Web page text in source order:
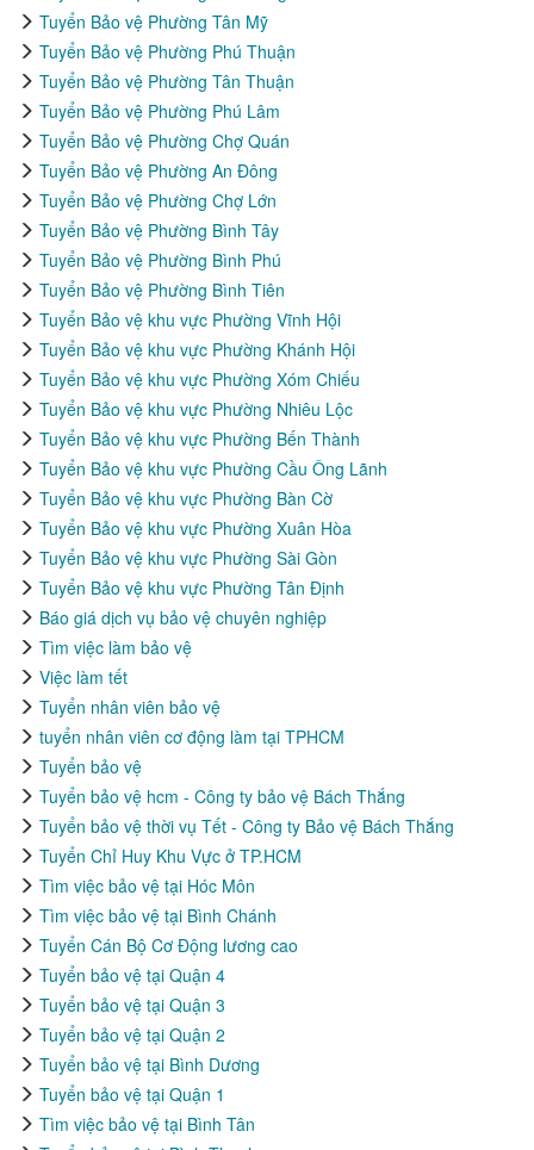
Tuyển Bảo vệ Phường Tân Mỹ
Tuyển Bảo vệ Phường Phú Thuận
Tuyển Bảo vệ Phường Tân Thuận
Tuyển Bảo vệ Phường Phú Lâm
Tuyển Bảo vệ Phường Chợ Quán
Tuyển Bảo vệ Phường An Đông
Tuyển Bảo vệ Phường Chợ Lớn
Tuyển Bảo vệ Phường Bình Tây
Tuyển Bảo vệ Phường Bình Phú
Tuyển Bảo vệ Phường Bình Tiên
Tuyển Bảo vệ khu vực Phường Vĩnh Hội
Tuyển Bảo vệ khu vực Phường Khánh Hội
Tuyển Bảo vệ khu vực Phường Xóm Chiếu
Tuyển Bảo vệ khu vực Phường Nhiêu Lộc
Tuyển Bảo vệ khu vực Phường Bến Thành
Tuyển Bảo vệ khu vực Phường Cầu Ông Lãnh
Tuyển Bảo vệ khu vực Phường Bàn Cờ
Tuyển Bảo vệ khu vực Phường Xuân Hòa
Tuyển Bảo vệ khu vực Phường Sài Gòn
Tuyển Bảo vệ khu vực Phường Tân Định
Báo giá dịch vụ bảo vệ chuyên nghiệp
Tìm việc làm bảo vệ
Việc làm tết
Tuyển nhân viên bảo vệ
tuyển nhân viên cơ động làm tại TPHCM
Tuyển bảo vệ
Tuyển bảo vệ hcm - Công ty bảo vệ Bách Thắng
Tuyển bảo vệ thời vụ Tết - Công ty Bảo vệ Bách Thắng
Tuyển Chỉ Huy Khu Vực ở TP.HCM
Tìm việc bảo vệ tại Hóc Môn
Tìm việc bảo vệ tại Bình Chánh
Tuyển Cán Bộ Cơ Động lương cao
Tuyển bảo vệ tại Quận 4
Tuyển bảo vệ tại Quận 3
Tuyển bảo vệ tại Quận 2
Tuyển bảo vệ tại Bình Dương
Tuyển bảo vệ tại Quận 1
Tìm việc bảo vệ tại Bình Tân